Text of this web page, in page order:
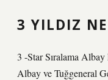
3 YILDIZ
3 -Star Sıralama
Albay ve Tuğgeneral